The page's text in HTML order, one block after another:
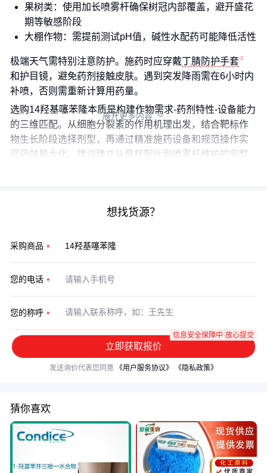
果树类：使用加长喷雾杆确保树冠内部覆盖，避开盛花
期等敏感阶段
大棚作物：需提前测试pH值，碱性水配药可能降低活性
极端天气需特别注意防护。施药时应穿戴丁腈防护手套
和护目镜，避免药剂接触皮肤。遇到突发降雨需在6小时内
补喷，否则需重新计算用药量。
选购14羟基噻苯隆本质是构建作物需求-药剂特性-设备能力
的三维匹配。从细胞分裂素的作用机理出发，结合靶标作
物生长阶段选择剂型，再通过精准施药设备和规范操作实
现药效最大化。建议建立从量杯配比到喷雾杆维护的完整
展开更多内容 
想找货源？
采购商品
您的电话
您的称呼
立即获取报价
信息安全保障中·放心提交
发送询价代表您同意 《用户服务协议》 《隐私政策》
猜你喜欢